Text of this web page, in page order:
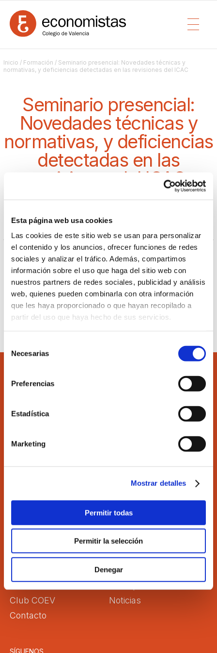
Esta página web usa cookies
Las cookies de este sitio web se usan para personalizar
el contenido y los anuncios, ofrecer funciones de redes
sociales y analizar el tráfico. Además, compartimos
información sobre el uso que haga del sitio web con
nuestros partners de redes sociales, publicidad y análisis
web, quienes pueden combinarla con otra información
que les haya proporcionado o que hayan recopilado a
partir del uso que haya hecho de sus servicios.
de Necesarias
Preferencias
Estadística
Marketing
Mostrar detalles
Permitir todas
Permitir la selección
Denegar
Inicio / Formación / Seminario presencial: Novedades técnicas y
normativas, y deficiencias detectadas en las revisiones del ICAC
Seminario presencial:
Novedades técnicas y
normativas, y deficiencias
detectadas en las
revisiones del ICAC
HORAS)
Comisión de contabilidad y auditoría
Ver más información del curso pulsando el
enlace.
Inscribirse al curso
Accede
C/Martí 4 -3ª 46005 Valencia
coev@coev.com
Directorio
Aula Virtual
Formación
Empleo
Correo Web
Transparencia
Club COEV
Noticias
Contacto
SÍGUENOS